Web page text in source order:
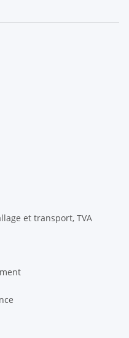
et transport, TVA